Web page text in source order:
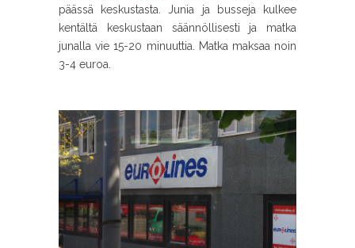
päässä keskustasta. Junia ja busseja kulkee
kentältä keskustaan säännöllisesti ja matka
junalla vie 15-20 minuuttia. Matka maksaa noin
3-4 euroa.